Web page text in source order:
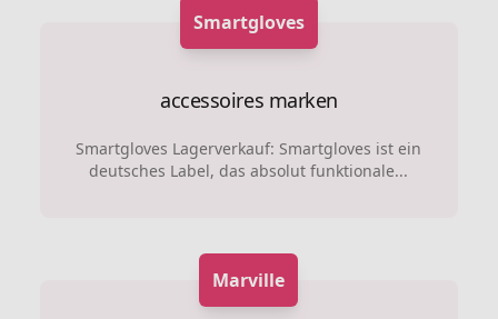
Smartgloves
accessoires marken
Smartgloves Lagerverkauf: Smartgloves ist ein
deutsches Label, das absolut funktionale...
Marville